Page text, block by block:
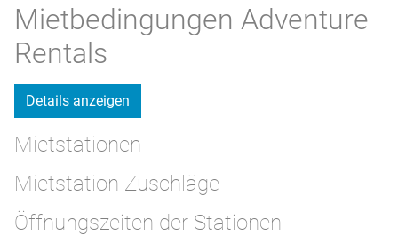
Mietbedingungen Adventure
Rentals
Details anzeigen
Mietstationen
Mietstation Zuschläge
Öffnungszeiten der Stationen